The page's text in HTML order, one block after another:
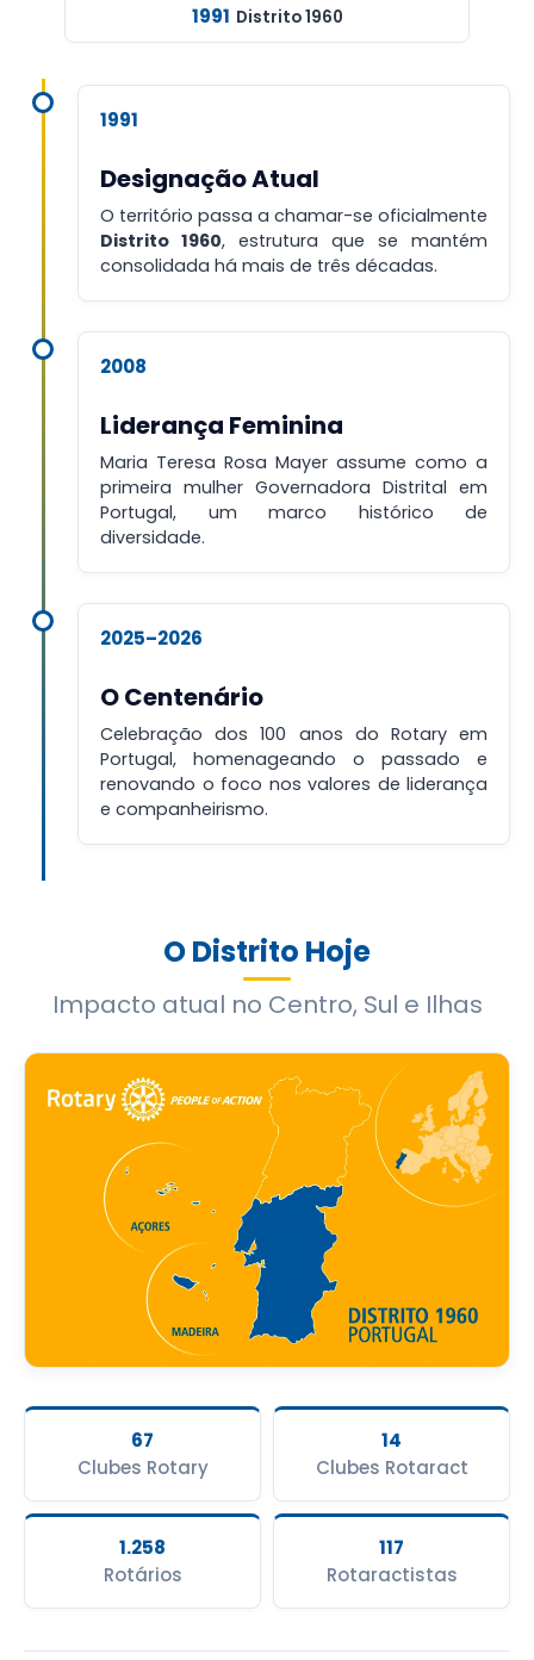
1991 Distrito 1960
1991
Designação Atual
O território passa a chamar-se oficialmente
Distrito 1960, estrutura que se mantém
consolidada há mais de três décadas.
2008
Liderança Feminina
Maria Teresa Rosa Mayer assume como a
primeira mulher Governadora Distrital em
Portugal, um marco histórico de
diversidade.
2025–2026
O Centenário
Celebração dos 100 anos do Rotary em
Portugal, homenageando o passado e
renovando o foco nos valores de liderança
e companheirismo.
O Distrito Hoje
Impacto atual no Centro, Sul e Ilhas
67
Clubes Rotary
14
Clubes Rotaract
1.258
Rotários
117
Rotaractistas